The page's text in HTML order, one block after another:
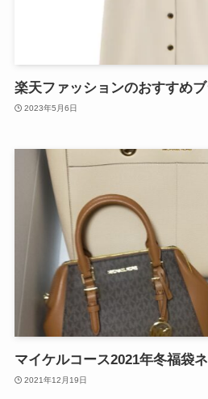
楽天ファッションのおすすめブ
2023年5月6日
マイケルコース2021年冬福袋ネ
2021年12月19日